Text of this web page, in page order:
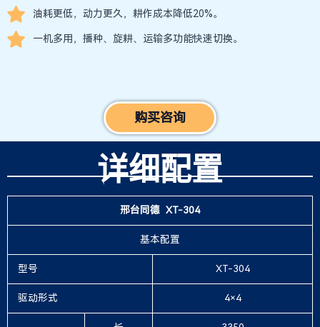
油耗更低，动力更久，耕作成本降低20%。
一机多用，播种、旋耕、运输多功能快速切换。
购买咨询
详细配置
邢台同德 XT-304
基本配置
型号 XT-304
驱动形式 4×4